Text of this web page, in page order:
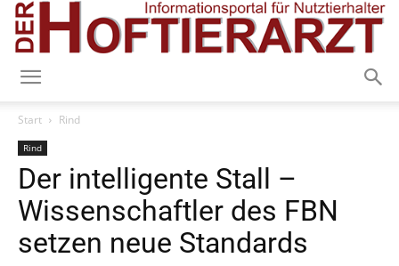
Start Rind
Rind
Der intelligente Stall –
Wissenschaftler des FBN
setzen neue Standards